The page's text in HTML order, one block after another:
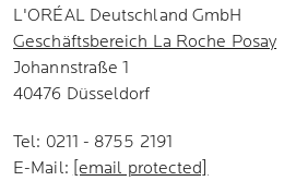
L'ORÉAL Deutschland GmbH
Geschäftsbereich La Roche Posay
Johannstraße 1
40476 Düsseldorf
Tel: 0211 - 8755 2191
E-Mail: [email protected]